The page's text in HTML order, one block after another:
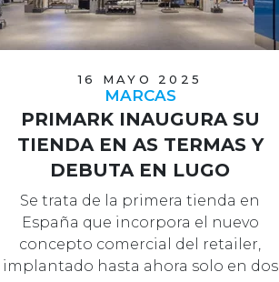
16 MAYO 2025
MARCAS
PRIMARK INAUGURA SU
TIENDA EN AS TERMAS Y
DEBUTA EN LUGO
Se trata de la primera tienda en
España que incorpora el nuevo
concepto comercial del retailer,
implantado hasta ahora solo en dos